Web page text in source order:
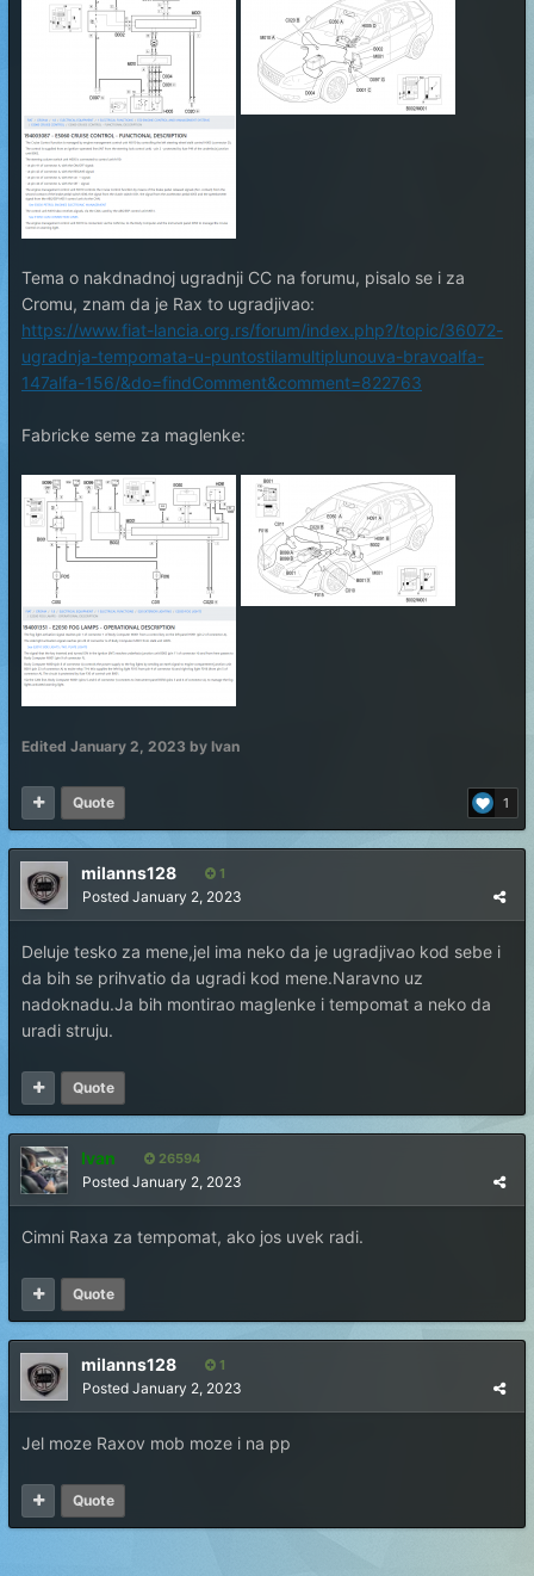
Tema o nakdnadnoj ugradnji CC na forumu, pisalo se i za
Cromu, znam da je Rax to ugradjivao:
https://www.fiat-lancia.org.rs/forum/index.php?/topic/36072-
ugradnja-tempomata-u-puntostilamultiplunouva-bravoalfa-
147alfa-156/&do=findComment&comment=822763
Fabricke seme za maglenke:
Edited January 2, 2023 by Ivan
1
Quote
milanns128 1
Posted January 2, 2023
Deluje tesko za mene,jel ima neko da je ugradjivao kod sebe i
da bih se prihvatio da ugradi kod mene.Naravno uz
nadoknadu.Ja bih montirao maglenke i tempomat a neko da
uradi struju.
Quote
Ivan 26594
Posted January 2, 2023
Cimni Raxa za tempomat, ako jos uvek radi.
Quote
milanns128 1
Posted January 2, 2023
Jel moze Raxov mob moze i na pp
Quote